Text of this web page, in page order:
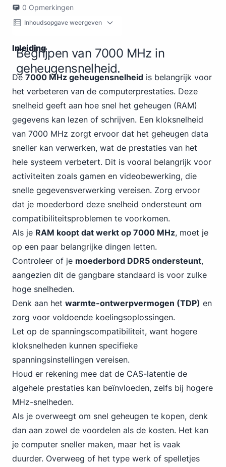
0 Opmerkingen
Inhoudsopgave weergeven
Inleiding
Begrijpen van 7000 MHz in
geheugensnelheid.
De 7000 MHz geheugensnelheid is belangrijk voor
het verbeteren van de computerprestaties. Deze
snelheid geeft aan hoe snel het geheugen (RAM)
gegevens kan lezen of schrijven. Een kloksnelheid
van 7000 MHz zorgt ervoor dat het geheugen data
sneller kan verwerken, wat de prestaties van het
hele systeem verbetert. Dit is vooral belangrijk voor
activiteiten zoals gamen en videobewerking, die
snelle gegevensverwerking vereisen. Zorg ervoor
dat je moederbord deze snelheid ondersteunt om
compatibiliteitsproblemen te voorkomen.
Als je RAM koopt dat werkt op 7000 MHz, moet je
op een paar belangrijke dingen letten.
Controleer of je moederbord DDR5 ondersteunt,
aangezien dit de gangbare standaard is voor zulke
hoge snelheden.
Denk aan het warmte-ontwerpvermogen (TDP) en
zorg voor voldoende koelingsoplossingen.
Let op de spanningscompatibiliteit, want hogere
kloksnelheden kunnen specifieke
spanningsinstellingen vereisen.
Houd er rekening mee dat de CAS-latentie de
algehele prestaties kan beïnvloeden, zelfs bij hogere
MHz-snelheden.
Als je overweegt om snel geheugen te kopen, denk
dan aan zowel de voordelen als de kosten. Het kan
je computer sneller maken, maar het is vaak
duurder. Overweeg of het type werk of spelletjes